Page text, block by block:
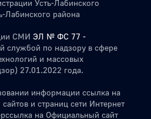
Усть-Лабинского
Лабинского района
СМИ ЭЛ № ФС 77 -
службой по надзору в сфере
и массовых
27.01.2022 года.
информации ссылка на
и страниц сети Интернет
на Официальный сайт